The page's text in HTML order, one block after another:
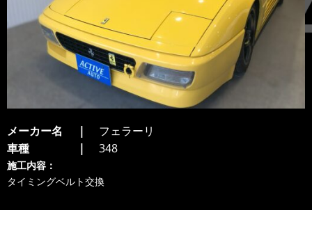
メーカー名
フェラーリ
車種
348
施工内容：
タイミングベルト交換